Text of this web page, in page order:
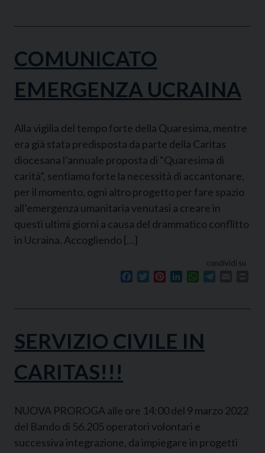
COMUNICATO
EMERGENZA UCRAINA
Alla vigilia del tempo forte della Quaresima, mentre
era già stata predisposta da parte della Caritas
diocesana l’annuale proposta di “Quaresima di
carità”, sentiamo forte la necessità di accantonare,
per il momento, ogni altro progetto per fare spazio
all’emergenza umanitaria venutasi a creare in
questi ultimi giorni a causa del drammatico conflitto
in Ucraina. Accogliendo […]
condividi su
Facebook
TwitterPinterestLinkedInWhatsApp
SERVIZIO CIVILE IN
CARITAS!!!
NUOVA PROROGA alle ore 14:00 del 9 marzo 2022
del Bando di 56.205 operatori volontari e
successiva integrazione, da impiegare in progetti